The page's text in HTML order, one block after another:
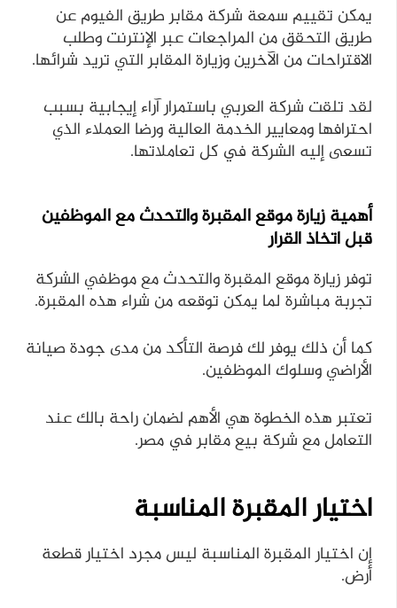
يمكن تقييم سمعة شركة مقابر طريق الفيوم عن
طريق التحقق من المراجعات عبر الإنترنت وطلب
الاقتراحات من الآخرين وزيارة المقابر التي تريد شرائها.
لقد تلقت شركة العربي باستمرار آراء إيجابية بسبب
احترافها ومعايير الخدمة العالية ورضا العملاء الذي
تسعى إليه الشركة في كل تعاملاتها.
أهمية زيارة موقع المقبرة والتحدث مع الموظفين
قبل اتخاذ القرار
توفر زيارة موقع المقبرة والتحدث مع موظفي الشركة
تجربة مباشرة لما يمكن توقعه من شراء هذه المقبرة.
كما أن ذلك يوفر لك فرصة التأكد من مدى جودة صيانة
الأراضي وسلوك الموظفين.
تعتبر هذه الخطوة هي الأهم لضمان راحة بالك عند
التعامل مع شركة بيع مقابر في مصر.
اختيار المقبرة المناسبة
إن اختيار المقبرة المناسبة ليس مجرد اختيار قطعة
أرض.